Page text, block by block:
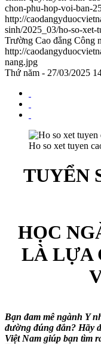
chon-phu-hop-voi-ban-
http://
sinh/2025_03/ho-so-xet-
Trường Cao đẳng Công
http://
nang.jpg
Thứ năm - 27/03/2025
Ho so xet tuyen
TUYỂN
HỌC
LÀ LỰA
Bạn đam mê ngành Y
đường đúng đắn? Hãy
Việt Nam giúp bạn tìm